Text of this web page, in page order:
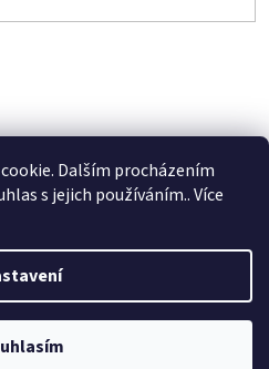
Dalším procházením
s jejich používáním.. Více
Shoptet
s.r.o.. Všechna práva vyhrazena.